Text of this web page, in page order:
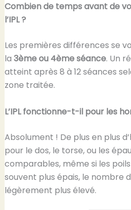
Combien de temps avant de
l’IPL ?
Les premières différences se
la 3ème ou 4ème séance. Un
atteint après 8 à 12 séances
zone traitée.
L’IPL fonctionne-t-il pour les
Absolument ! De plus en plus
pour le dos, le torse, ou les
comparables, même si les
souvent plus épais, le nombre
légèrement plus élevé.